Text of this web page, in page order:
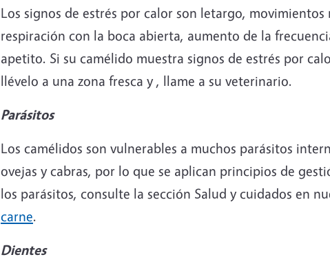
Los signos de estrés por calor son letargo,
respiración con la boca abierta, aumento de la
apetito. Si su camélido muestra signos de estrés por
llévelo a una zona fresca y , llame a su veterinario.
Parásitos
Los camélidos son vulnerables a muchos parásitos
ovejas y cabras, por lo que se aplican principios de
los parásitos, consulte la sección Salud y cuidados en
carne.
Dientes